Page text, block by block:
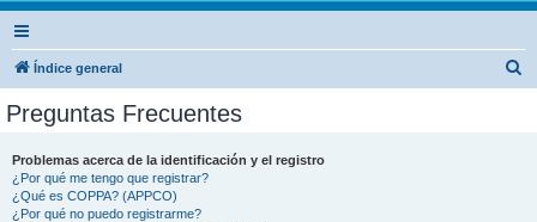
Índice general
Preguntas Frecuentes
Problemas acerca de la identificación y el registro
¿Por qué me tengo que registrar?
¿Qué es COPPA? (APPCO)
¿Por qué no puedo registrarme?